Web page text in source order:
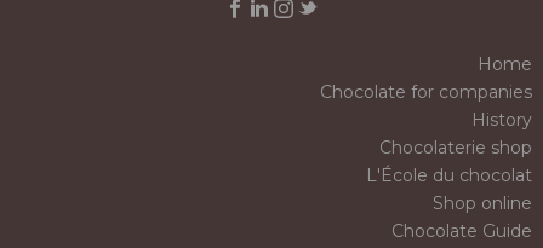
Home
Chocolate for companies
History
Chocolaterie shop
L'École du chocolat
Shop online
Chocolate Guide